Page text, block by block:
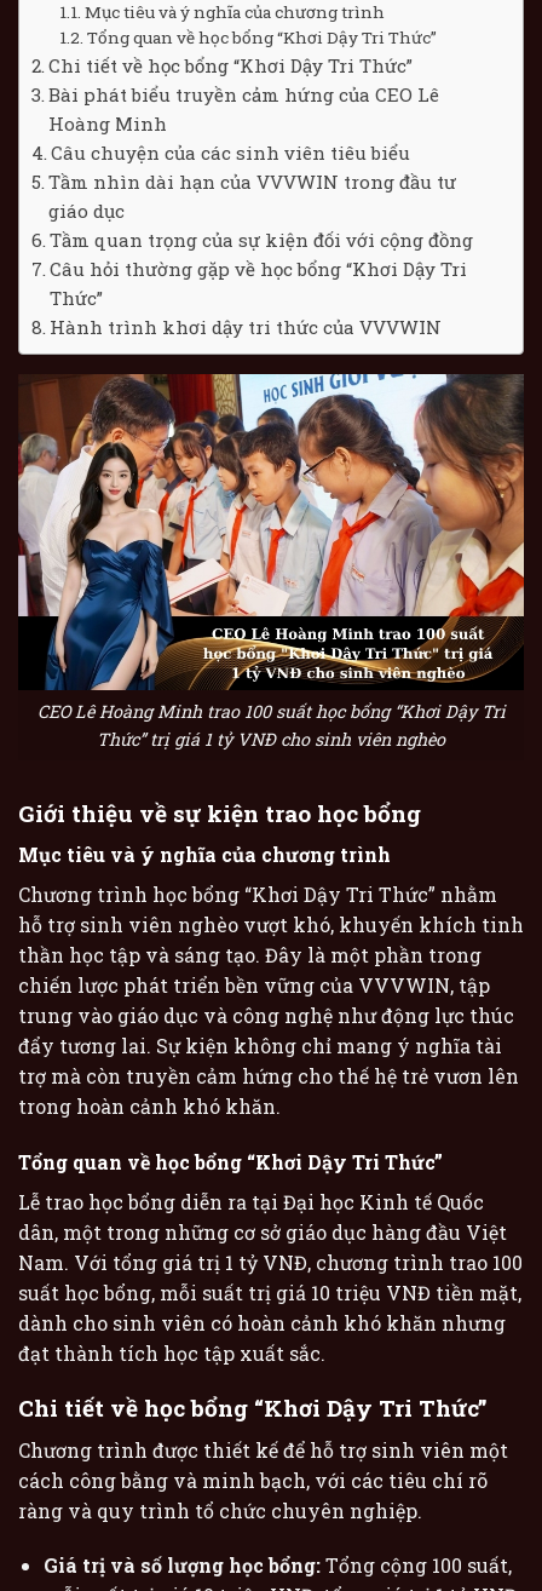
Mục tiêu và ý nghĩa của chương trình
Tổng quan về học bổng “Khơi Dậy Tri Thức”
Chi tiết về học bổng “Khơi Dậy Tri Thức”
Bài phát biểu truyền cảm hứng của CEO Lê
Hoàng Minh
Câu chuyện của các sinh viên tiêu biểu
Tầm nhìn dài hạn của VVVWIN trong đầu tư
giáo dục
Tầm quan trọng của sự kiện đối với cộng đồng
Câu hỏi thường gặp về học bổng “Khơi Dậy Tri
Thức”
Hành trình khơi dậy tri thức của VVVWIN
CEO Lê Hoàng Minh trao 100 suất học bổng “Khơi Dậy Tri
Thức” trị giá 1 tỷ VNĐ cho sinh viên nghèo
Giới thiệu về sự kiện trao học bổng
Mục tiêu và ý nghĩa của chương trình
Chương trình học bổng “Khơi Dậy Tri Thức” nhằm
hỗ trợ sinh viên nghèo vượt khó, khuyến khích tinh
thần học tập và sáng tạo. Đây là một phần trong
chiến lược phát triển bền vững của VVVWIN, tập
trung vào giáo dục và công nghệ như động lực thúc
đẩy tương lai. Sự kiện không chỉ mang ý nghĩa tài
trợ mà còn truyền cảm hứng cho thế hệ trẻ vươn lên
trong hoàn cảnh khó khăn.
Tổng quan về học bổng “Khơi Dậy Tri Thức”
Lễ trao học bổng diễn ra tại Đại học Kinh tế Quốc
dân, một trong những cơ sở giáo dục hàng đầu Việt
Nam. Với tổng giá trị 1 tỷ VNĐ, chương trình trao 100
suất học bổng, mỗi suất trị giá 10 triệu VNĐ tiền mặt,
dành cho sinh viên có hoàn cảnh khó khăn nhưng
đạt thành tích học tập xuất sắc.
Chi tiết về học bổng “Khơi Dậy Tri Thức”
Chương trình được thiết kế để hỗ trợ sinh viên một
cách công bằng và minh bạch, với các tiêu chí rõ
ràng và quy trình tổ chức chuyên nghiệp.
Giá trị và số lượng học bổng:Tổng cộng 100 suất,